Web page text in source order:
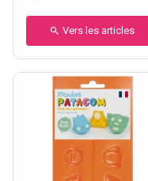
Vers les articles